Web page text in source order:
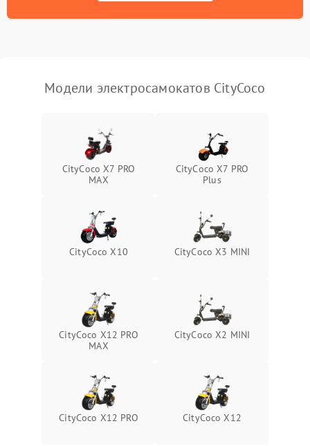
Модели электросамокатов CityCoco
CityCoco X7 PRO
MAX
CityCoco X7 PRO
Plus
CityCoco X10 CityCoco X3 MINI
CityCoco X12 PRO
MAX
CityCoco X2 MINI
CityCoco X12 PRO CityCoco X12